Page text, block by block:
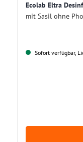
Ecolab Eltra
mit Sasil ohne
Sofort verfügbar,